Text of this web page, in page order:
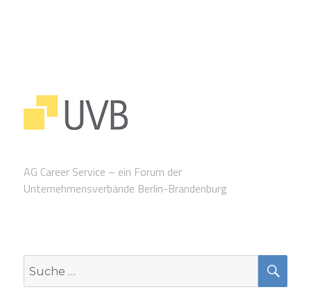
AG Career Service – ein Forum der
Unternehmensverbände Berlin-Brandenburg
Suche
nach: